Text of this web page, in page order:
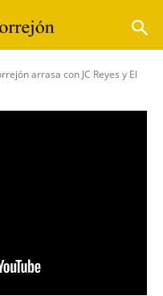
arrasa con JC Reyes y El